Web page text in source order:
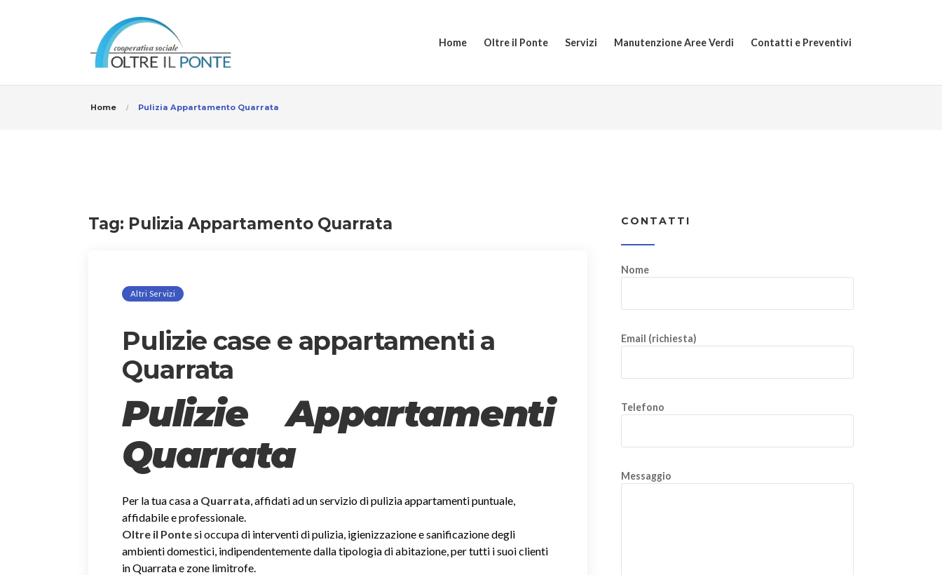
Home Oltre il Ponte Servizi Manutenzione Aree Verdi Contatti e Preventivi
Home Pulizia Appartamento Quarrata
Tag: Pulizia Appartamento Quarrata
Altri Servizi
Pulizie case e appartamenti a
Quarrata
Pulizie Appartamenti
Quarrata
Per la tua casa a Quarrata, affidati ad un servizio di pulizia appartamenti puntuale,
affidabile e professionale.
Oltre il Pontesi occupa di interventi di pulizia, igienizzazione e sanificazione degli
ambienti domestici, indipendentemente dalla tipologia di abitazione, per tutti i suoi clienti
in Quarrata e zone limitrofe.
CONTATTI
Nome
Email (richiesta)
Telefono
Messaggio